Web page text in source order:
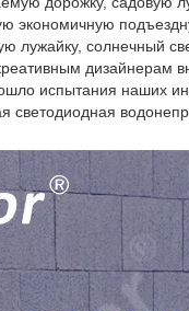
экономичную
лужайку, солнечный
дизайнерам
испытания наших